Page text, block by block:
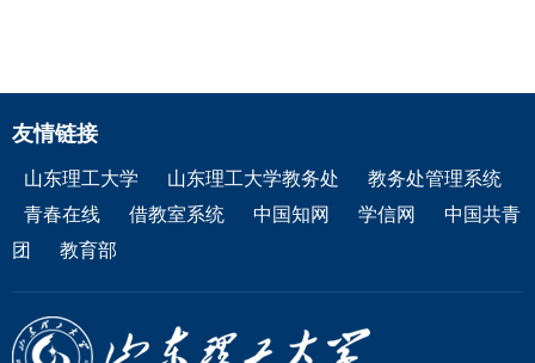
友情链接
山东理工大学 山东理工大学教务处
教务处管理系统
青春在线
借教室系统 中国知网 学信网
中国共青
团
教育部